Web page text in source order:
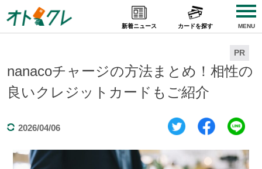
to
content
新着ニュース カードを探す MENU
PR
nanacoチャージの方法まとめ！相性の
良いクレジットカードもご紹介
2026/04/06